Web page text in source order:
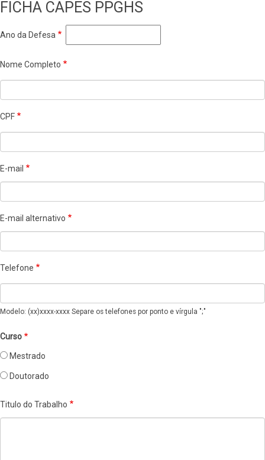
BR
FICHA CAPES PPGHS
Ano da Defesa
Nome Completo
CPF
E-mail
E-mail alternativo
Telefone
Modelo: (xx)xxxx-xxxx Separe os telefones por ponto e vírgula ";"
Curso
Mestrado
Doutorado
Titulo do Trabalho